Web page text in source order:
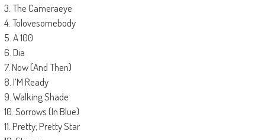
3. The Cameraeye
4. Tolovesomebody
5. A 100
6. Dia
7. Now (And Then)
8. I’M Ready
9. Walking Shade
10. Sorrows (In Blue)
11. Pretty, Pretty Star